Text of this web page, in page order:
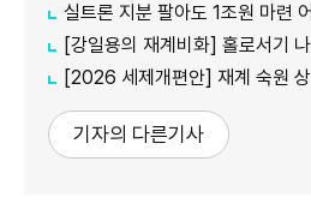
실트론 지분 팔아도 1조원 마련 어려워...복잡해
[강일용의 재계비화] 홀로서기 나선 김동선
[2026 세제개편안] 재계 숙원 상속세율 완화 또 무산
기자의 다른기사